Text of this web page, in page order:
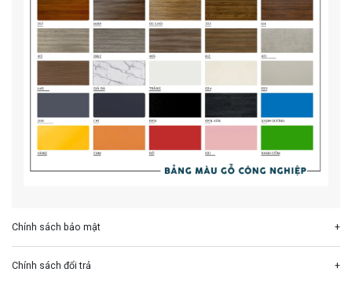
Chính sách bảo mật
Chính sách đổi trả